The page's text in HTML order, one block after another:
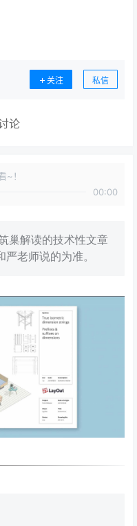
关注 私信
论
~！
00:00
巢解读的技术性文章
老师说的为准。